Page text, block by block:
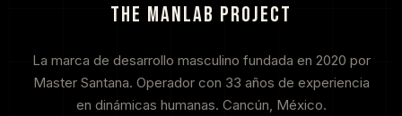
THE MANLAB PROJECT
La marca de desarrollo masculino fundada en 2020 por
Master Santana. Operador con 33 años de experiencia
en dinámicas humanas. Cancún, México.